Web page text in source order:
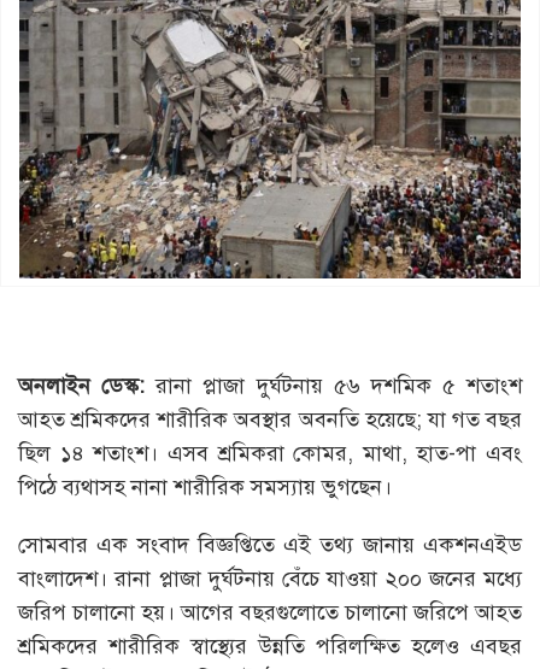
অনলাইন ডেস্ক: রানা প্লাজা দুর্ঘটনায় ৫৬ দশমিক ৫ শতাংশ
আহত শ্রমিকদের শারীরিক অবস্থার অবনতি হয়েছে; যা গত বছর
ছিল ১৪ শতাংশ। এসব শ্রমিকরা কোমর, মাথা, হাত-পা এবং
পিঠে ব্যথাসহ নানা শারীরিক সমস্যায় ভুগছেন।
সোমবার এক সংবাদ বিজ্ঞপ্তিতে এই তথ্য জানায় একশনএইড
বাংলাদেশ। রানা প্লাজা দুর্ঘটনায় বেঁচে যাওয়া ২০০ জনের মধ্যে
জরিপ চালানো হয়। আগের বছরগুলোতে চালানো জরিপে আহত
শ্রমিকদের শারীরিক স্বাস্থ্যের উন্নতি পরিলক্ষিত হলেও এবছর